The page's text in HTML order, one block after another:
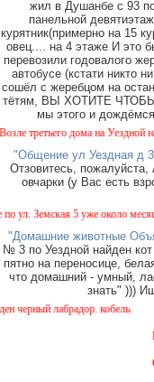
жил в Душанбе с 93
панельной
курятник(примерно на 15
овец.... на 4 этаже И это
перевозили годовалого
автобусе (кстати никто
сошёл с жеребцом на
тётям, ВЫ ХОТИТЕ
мы этого и
дома на Уездной
"Общение ул Уездная д
Отзовитесь,
овчарки (у Вас есть
Земская 5 уже около месяца
"Домашние животные
№ 3 по Уездной найден
пятно на переносице,
что домашний - умный,
знать" )))
лабрадор. кобель.